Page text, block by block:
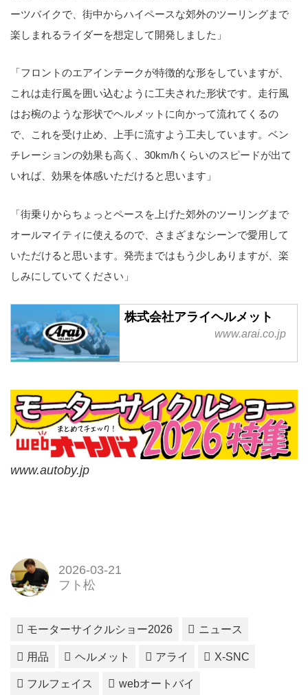
ーツバイクで、街中からハイペースな郊外のツーリングまで
楽しまれるライダーを想定して開発しました」
「フロントのエアインテークが特徴的な形をしていますが、
これは走行風を囲い込むように工夫された形状です。走行風
はお椀のような形状でヘルメットに向かって流れてくるの
で、これを受け止め、上手に流すよう工夫しています。ベン
チレーションの効果も高く、30km/hくらいのスピードが出て
いれば、効果を体感いただけると思います」
「街乗りからちょっとペースを上げた郊外のツーリングまで
オールマイティに使えるので、さまざまなシーンで愛用して
いただけると思います。発売まではもう少しありますが、楽
しみにしていてください」
株式会社アライヘルメット
www.arai.co.jp
www.autoby.jp
2026-03-21
フト松
モーターサイクルショー2026 ニュース
用品 ヘルメット アライ X-SNC
フルフェイス webオートバイ